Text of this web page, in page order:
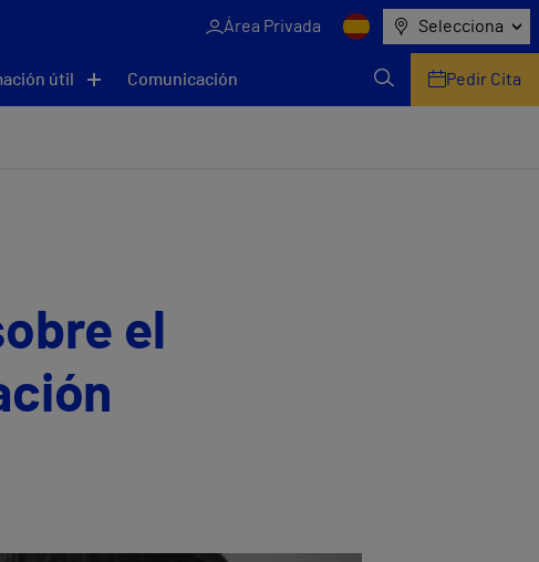
Área Privada Selecciona
útil Comunicación Pedir Cita
el